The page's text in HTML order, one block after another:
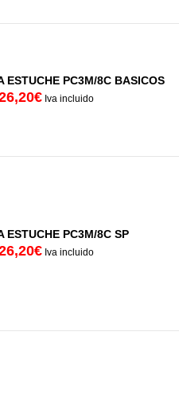
ESTUCHE PC3M/8C BASICOS
Iva incluido
ESTUCHE PC3M/8C SP
Iva incluido